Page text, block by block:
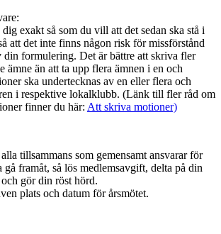
exakt så som du vill att det sedan ska stå i
att det inte finns någon risk för missförstånd
formulering. Det är bättre att skriva fler
ämne än att ta upp flera ämnen i en och
ska undertecknas av en eller flera och
i respektive lokalklubb. (Länk till fler råd om
finner du här: Att skriva motioner)
tillsammans som gemensamt ansvarar för
gå framåt, så lös medlemsavgift, delta på din
gör din röst hörd.
plats och datum för årsmötet.